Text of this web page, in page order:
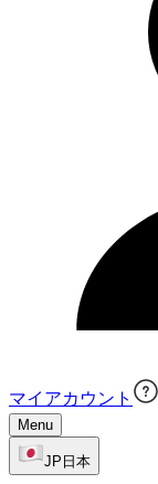
マイアカウント
Menu
JP 日本